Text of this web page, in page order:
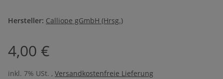
Hersteller: Calliope gGmbH (Hrsg.)
4,00 €
inkl. 7% USt. , Versandkostenfreie Lieferung